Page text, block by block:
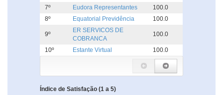
7º
Eudora Representantes
100.0
8º
Equatorial Previdência 100.0
9º
ER SERVICOS DE
COBRANCA
100.0
10º Estante Virtual 100.0
Índice de Satisfação (1 a 5)